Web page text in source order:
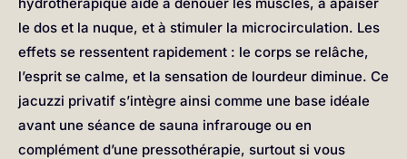
le dos et la nuque, et à stimuler la microcirculation. Les
effets se ressentent rapidement : le corps se relâche,
l’esprit se calme, et la sensation de lourdeur diminue. Ce
jacuzzi privatif s’intègre ainsi comme une base idéale
avant une séance de sauna infrarouge ou en
complément d’une pressothérapie, surtout si vous